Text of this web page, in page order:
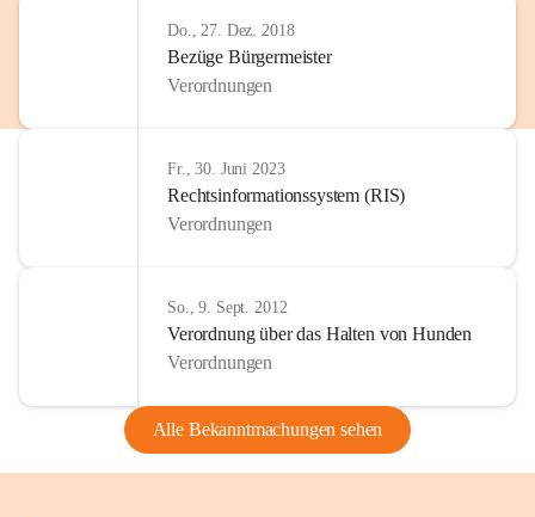
Do., 27. Dez. 2018
Bezüge Bürgermeister
Verordnungen
Fr., 30. Juni 2023
Rechtsinformationssystem (RIS)
Verordnungen
So., 9. Sept. 2012
Verordnung über das Halten von Hunden
Verordnungen
Alle Bekanntmachungen sehen